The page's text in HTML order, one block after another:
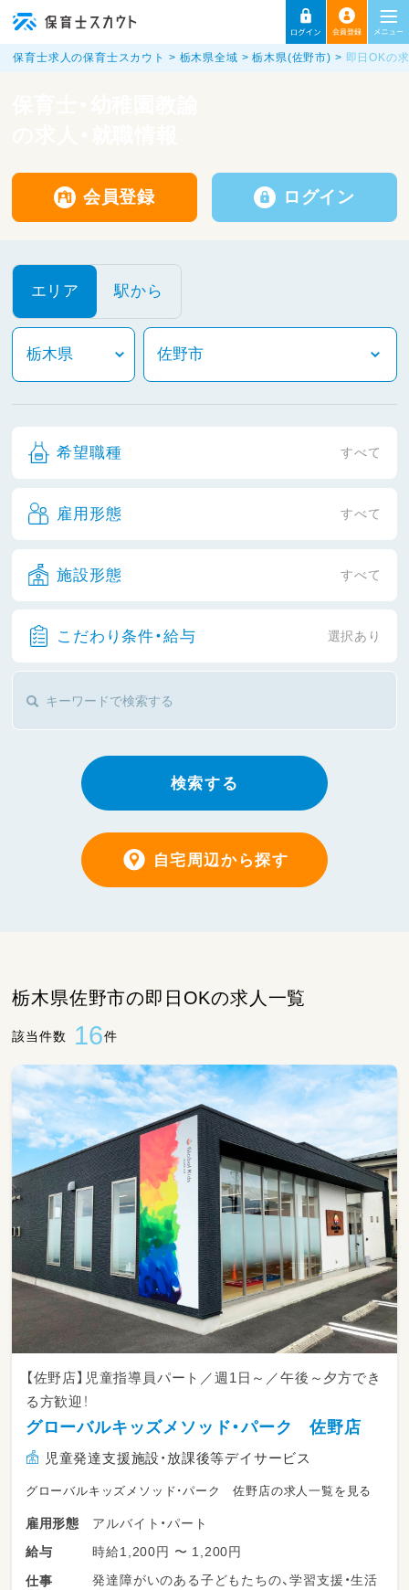
保育士求人の保育士スカウト 栃木県全域 栃木県(佐野市) 即日OKの
会員登録 ログイン
エリア 駅から
希望職種 すべて
雇用形態 すべて
施設形態 すべて
こだわり条件・給与 選択あり
検索する
自宅周辺から探す
栃木県佐野市の即日OKの求人一覧
該当件数 16件
【佐野店】児童指導員パート／週1日～／午後～夕方でき
る方歓迎！
グローバルキッズメソッド・パーク 佐野店
児童発達支援施設・放課後等デイサービス
グローバルキッズメソッド・パーク 佐野店の求人一覧を見る
雇用形態
アルバイト・パート
給与
時給1,200円 〜 1,200円
仕事
発達障がいのある子どもたちの、学習支援・生活